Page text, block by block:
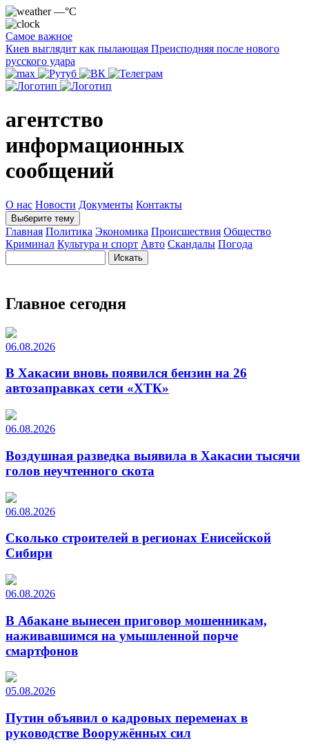
—°C
Самое важное
Киев выглядит как пылающая Преисподняя после нового
русского удара
агентство
информационных
сообщений
О нас Новости Документы Контакты
Выберите тему
Главная Политика Экономика Происшествия Общество
Криминал Культура и спорт Авто Скандалы Погода
Главное сегодня
06.08.2026
В Хакасии вновь появился бензин на 26
автозаправках сети «ХТК»
06.08.2026
Воздушная разведка выявила в Хакасии тысячи
голов неучтенного скота
06.08.2026
Сколько строителей в регионах Енисейской
Сибири
06.08.2026
В Абакане вынесен приговор мошенникам,
наживавшимся на умышленной порче
смартфонов
05.08.2026
Путин объявил о кадровых переменах в
руководстве Вооружённых сил